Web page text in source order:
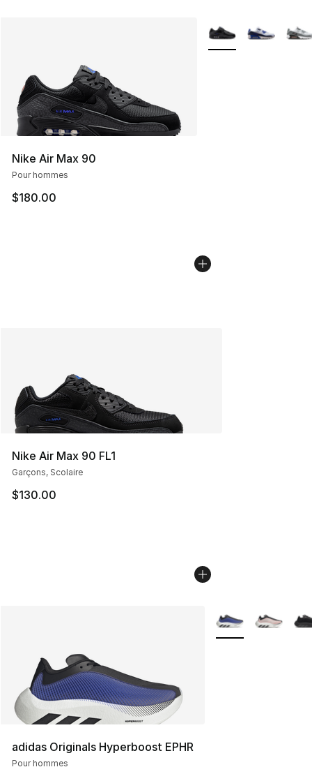
Nike Air Max 90
Pour hommes
$180.00
Plus de couleurs
Nike Air Max 90 FL1
Garçons, Scolaire
$130.00
adidas Originals Hyperboost EPHR
Pour hommes
Plus de couleurs